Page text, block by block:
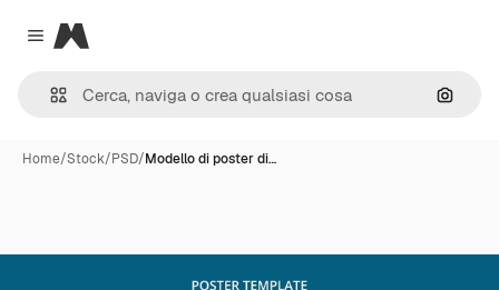
Close menu
Magnific
Cerca
Home/Stock/PSD/Modello di poster di…